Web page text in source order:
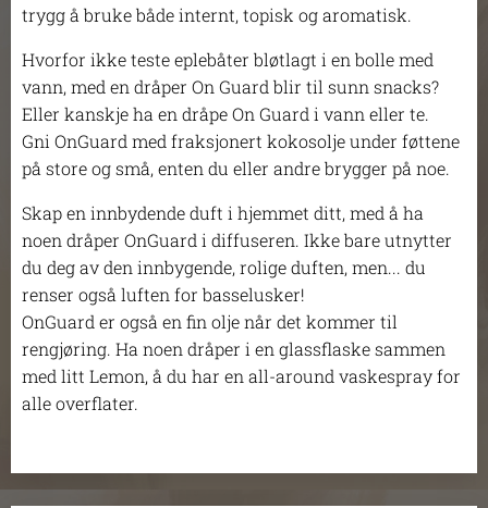
trygg å bruke både internt, topisk og aromatisk.
Hvorfor ikke teste eplebåter bløtlagt i en bolle med
vann, med en dråper On Guard blir til sunn snacks?
Eller kanskje ha en dråpe On Guard i vann eller te.
Gni OnGuard med fraksjonert kokosolje under føttene
på store og små, enten du eller andre brygger på noe.
Skap en innbydende duft i hjemmet ditt, med å ha
noen dråper OnGuard i diffuseren. Ikke bare utnytter
du deg av den innbygende, rolige duften, men... du
renser også luften for basselusker!
OnGuard er også en fin olje når det kommer til
rengjøring. Ha noen dråper i en glassflaske sammen
med litt Lemon, å du har en all-around vaskespray for
alle overflater.